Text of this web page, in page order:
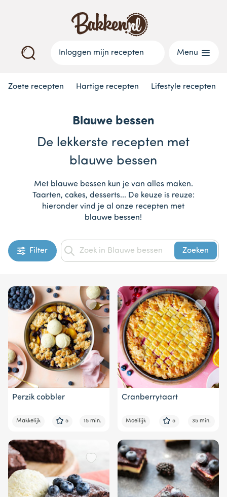
Inloggen mijn recepten Menu
Zoete recepten Hartige recepten Lifestyle recepten
Blauwe bessen
De lekkerste recepten met
blauwe bessen
Met blauwe bessen kun je van alles maken.
Taarten, cakes, desserts... De keuze is reuze:
hieronder vind je al onze recepten met
blauwe bessen!
Filter Zoeken
Perzik cobbler
Makkelijk 5 15 min.
Cranberrytaart
Moeilijk 5 35 min.